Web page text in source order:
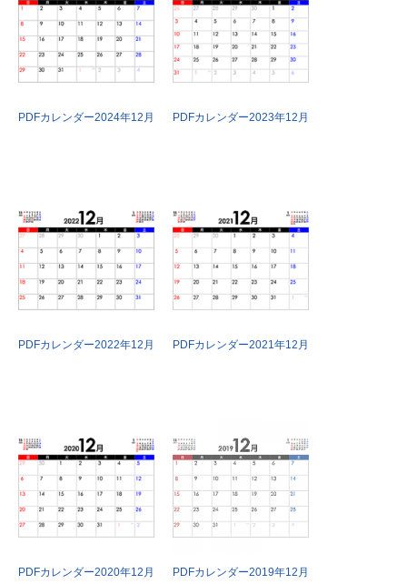
PDFカレンダー2024年12月 PDFカレンダー2023年12月
PDFカレンダー2022年12月 PDFカレンダー2021年12月
PDFカレンダー2020年12月 PDFカレンダー2019年12月